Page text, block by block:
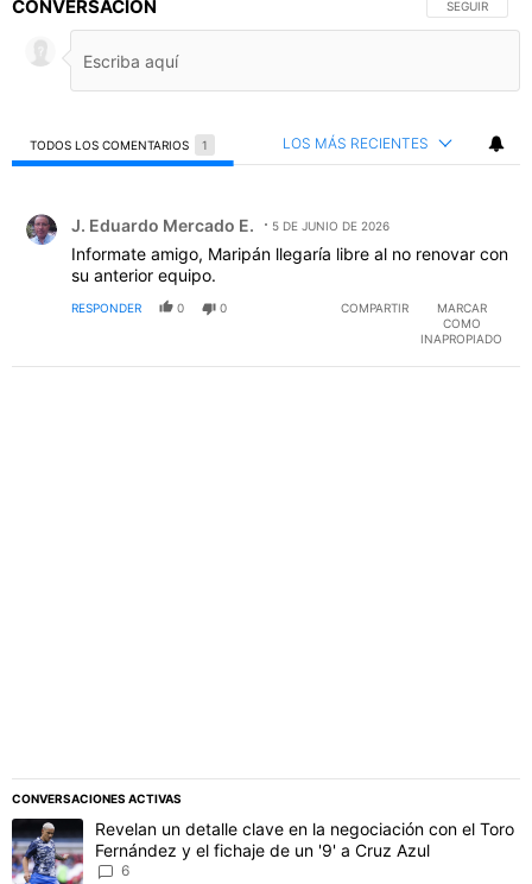
CONVERSACIÓN SIGA ESTA
SEGUIR
TODOS LOS COMENTARIOS 1 LOS MÁS RECIENTES
J. Eduardo Mercado E. 5 DE JUNIO DE 2026
Informate amigo, Maripán llegaría libre al no renovar con
su anterior equipo.
RESPONDER 0 0 COMPARTIR
MARCAR
COMO
INAPROPIADO
CONVERSACIONES ACTIVAS
Este listado muestra los artículos con más comentarios en los
Un artículo de tendencia con el título "Revelan un detalle clave
Revelan un detalle clave en la negociación con el Toro
Fernández y el fichaje de un '9' a Cruz Azul
6